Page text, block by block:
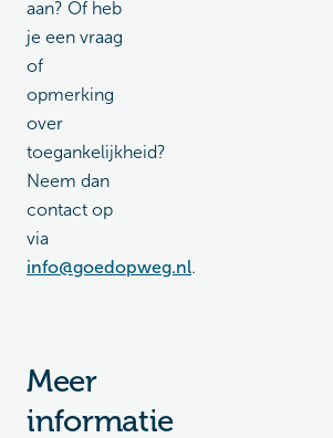
aan? Of heb
je een vraag
of
opmerking
over
toegankelijkheid?
Neem dan
contact op
via
info@goedopweg.nl.
Meer
informatie